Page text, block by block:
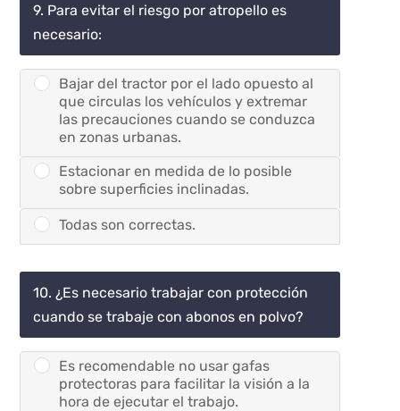
9. Para evitar el riesgo por atropello es
necesario:
Bajar del tractor por el lado opuesto al
que circulas los vehículos y extremar
las precauciones cuando se conduzca
en zonas urbanas.
Estacionar en medida de lo posible
sobre superficies inclinadas.
Todas son correctas.
10. ¿Es necesario trabajar con protección
cuando se trabaje con abonos en polvo?
Es recomendable no usar gafas
protectoras para facilitar la visión a la
hora de ejecutar el trabajo.